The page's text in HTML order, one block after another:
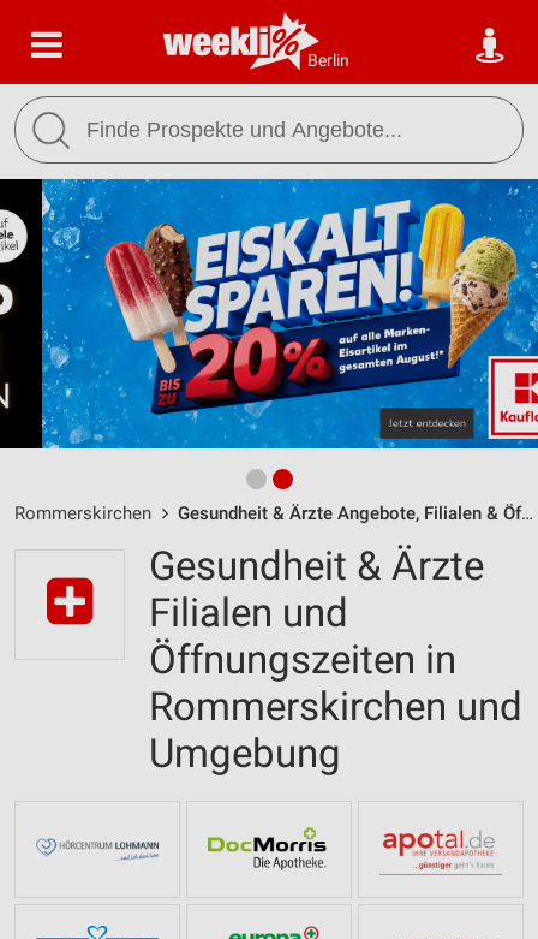
Berlin
Rommerskirchen Gesundheit & Ärzte Angebote, Filialen & Öffnungszeiten
Gesundheit & Ärzte
Filialen und
Öffnungszeiten in
Rommerskirchen und
Umgebung